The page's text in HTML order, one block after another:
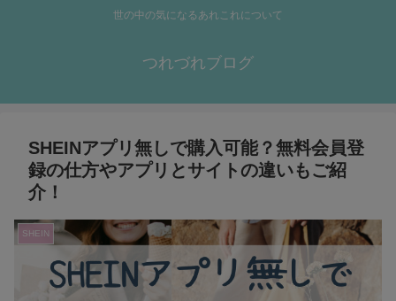
世の中の気になるあれこれについて
つれづれブログ
SHEINアプリ無しで購入可能？無料会員登
録の仕方やアプリとサイトの違いもご紹
介！
SHEIN